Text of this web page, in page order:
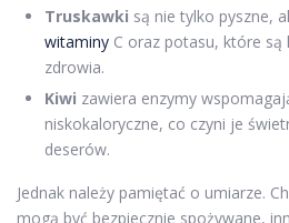
Truskawki są nie tylko pyszne,
witaminy C oraz potasu, które
zdrowia.
Kiwi zawiera enzymy
niskokaloryczne, co czyni je
deserów.
Jednak należy pamiętać o umiarze.
mogą być bezpiecznie spożywane,